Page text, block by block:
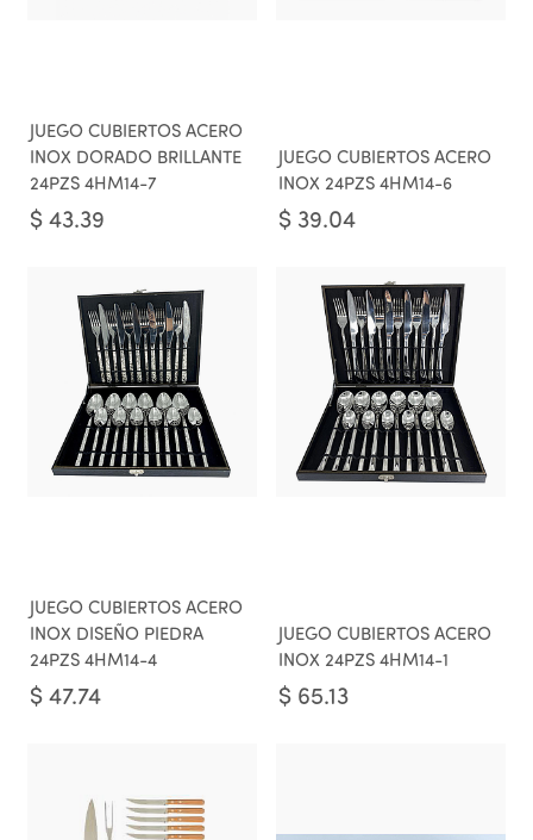
JUEGO CUBIERTOS ACERO
INOX DORADO BRILLANTE
24PZS 4HM14-7
$ 43.39
JUEGO CUBIERTOS ACERO
INOX 24PZS 4HM14-6
$ 39.04
JUEGO CUBIERTOS ACERO
INOX DISEÑO PIEDRA
24PZS 4HM14-4
$ 47.74
JUEGO CUBIERTOS ACERO
INOX 24PZS 4HM14-1
$ 65.13